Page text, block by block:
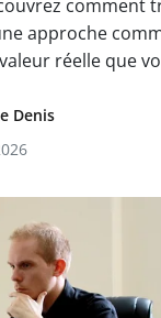
comment
approche
réelle que
Denis